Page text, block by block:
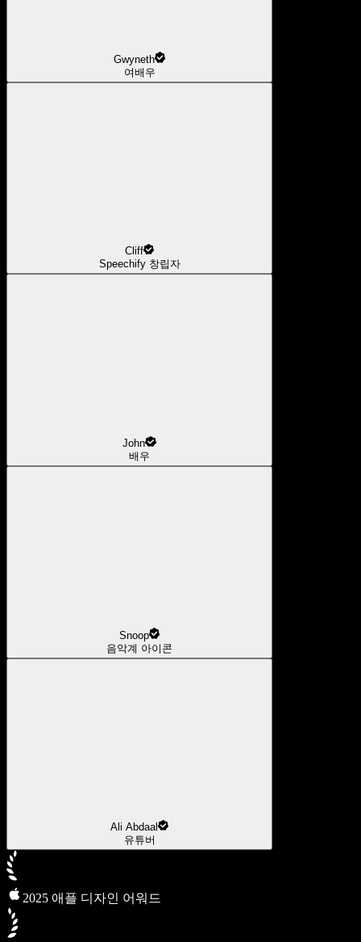
Gwyneth
여배우
Cliff
Speechify 창립자
John
배우
Snoop
음악계 아이콘
Ali Abdaal
유튜버
2025 애플 디자인 어워드